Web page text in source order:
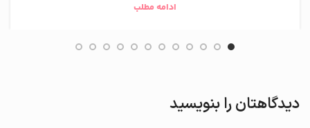
ادامه مطلب
دیدگاهتان را بنویسید